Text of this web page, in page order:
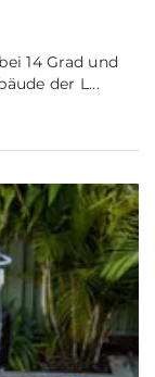
14 Grad und
der L...